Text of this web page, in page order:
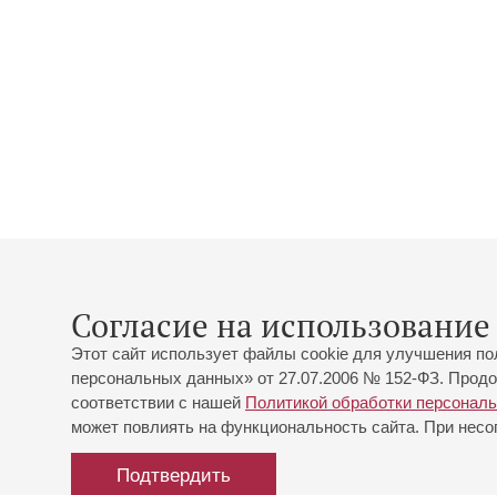
Согласие на
Этот сайт использует файлы cookie для улучшения
персональных данных» от 27.07.2006 № 152-ФЗ.
соответствии с нашей Политикой обработки
может повлиять на функциональность сайта. При
Подтвердить